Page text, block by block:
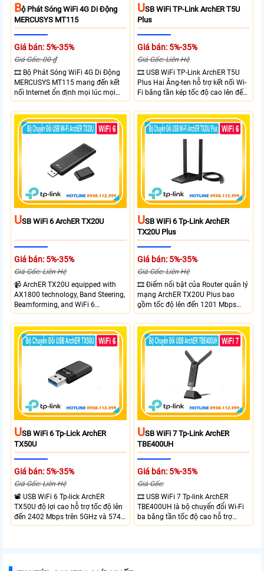
BỘ Phát Sóng WiFi 4G Di Động
MERCUSYS MT115
Giá bán: 5%-35%
Giá Gốc: 00 ₫
🎞 Bộ Phát Sóng WiFi 4G Di Động
MERCUSYS MT115 mang đến kết
nối Internet ổn định mọi lúc mọi
nơi với tốc độ 4G LTE tải xuống lên
đến 150Mbps. Chuẩn WiFi 6
AX300, pin 2400mAh hoạt động
đến 10 giờ và khả năng kết nối
USB WiFi TP-Link ArchER T5U
Plus
Giá bán: 5%-35%
Giá Gốc: Liên Hệ
🎞 USB WiFi TP-Link ArchER T5U
Plus Hai Ăng-ten hỗ trợ kết nối Wi-
Fi băng tần kép tốc độ cao lên đến
1300 Mbps. Hai ăng-ten ngoài kết
hợp công nghệ Beamforming giúp
tăng cường tín hiệu và vùng phủ
sóng. USB 3.0 cho tốc độ truyền dữ
và cài đặt dễ dàng không cần đĩa
tư
USB WiFi 6 ArchER TX20U
Giá bán: 5%-35%
Giá Gốc: Liên Hệ
📹 ArchER TX20U equipped with
AX1800 technology, Band Steering,
Beamforming, and WiFi 6
transmission. Band Steering
technology optimizes connections,
Beamforming enhances signal
focus for better coverage. Upgrade
leading-edge features.
USB WiFi 6 Tp-Link ArchER
TX20U Plus
Giá bán: 5%-35%
Giá Gốc: Liên Hệ
🎞 Điểm nổi bật của Router quản lý
mạng ArchER TX20U Plus bao
gồm tốc độ lên đến 1201 Mbps
trên băng tần 5 GHz và 574 Mbps
trên băng tần 2.4 GHz. công nghệ
Band Steering, Beamforming và
Wifi 6 cung cấp hiệu suất cao và
ổn định cho mạng Wi-Fi của bạn.
USB WiFi 6 Tp-Lick ArchER
TX50U
Giá bán: 5%-35%
Giá Gốc: Liên Hệ
📽 USB WiFi 6 Tp-lick ArchER
TX50U độ lợi cao hỗ trợ tốc độ lên
đến 2402 Mbps trên 5GHz và 574
Mbps trên 2.4GHz mang đến kết
3.0 tốc độ cao hỗ trợ truyền tải dữ
USB WiFi 7 Tp-Link ArchER
TBE400UH
Giá bán: 5%-35%
Giá Gốc:
🎞 USB WiFi 7 Tp-link ArchER
TBE400UH là bộ chuyển đổi Wi-Fi
ba băng tần tốc độ cao hỗ trợ
2882 Mbps trên 6GHz, 2882 Mbps